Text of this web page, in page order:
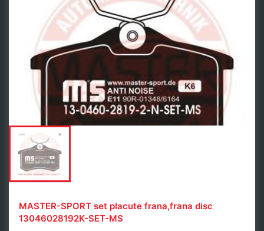
MASTER-SPORT set placute frana,frana disc
13046028192K-SET-MS